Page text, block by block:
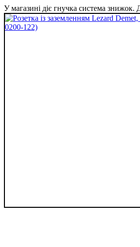
У магазині діє гнучка система знижок.